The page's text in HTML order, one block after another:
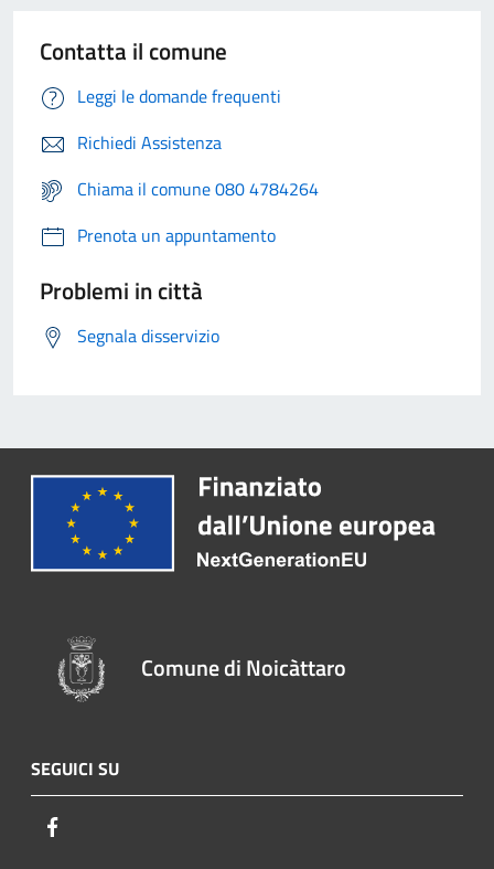
Contatta il comune
Leggi le domande frequenti
Richiedi Assistenza
Chiama il comune 080 4784264
Prenota un appuntamento
Problemi in città
Segnala disservizio
Comune di Noicàttaro
SEGUICI SU